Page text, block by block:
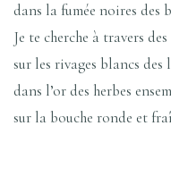
dans la fumée noires des
Je te cherche à travers
sur les rivages blancs des
dans l’or des herbes
sur la bouche ronde et